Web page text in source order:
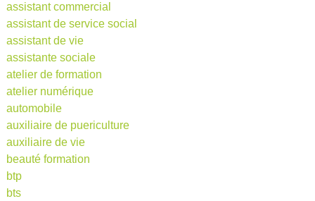
assistant commercial
assistant de service social
assistant de vie
assistante sociale
atelier de formation
atelier numérique
automobile
auxiliaire de puericulture
auxiliaire de vie
beauté formation
btp
bts